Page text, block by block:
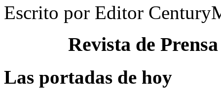
Escrito por Editor
Revista de
Las portadas de hoy